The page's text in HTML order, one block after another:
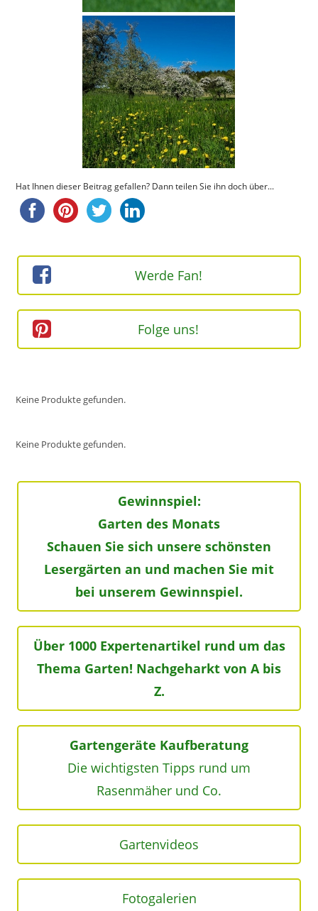
Hat Ihnen dieser Beitrag gefallen? Dann teilen Sie ihn doch über...
Werde Fan!
Folge uns!
Keine Produkte gefunden.
Keine Produkte gefunden.
Gewinnspiel:
Garten des Monats
Schauen Sie sich unsere schönsten
Lesergärten an und machen Sie mit
bei unserem Gewinnspiel.
Über 1000 Expertenartikel rund um das
Thema Garten! Nachgeharkt von A bis
Z.
Gartengeräte Kaufberatung
Die wichtigsten Tipps rund um
Rasenmäher und Co.
Gartenvideos
Fotogalerien